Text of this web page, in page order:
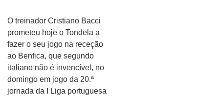
O treinador Cristiano Bacci
prometeu hoje o Tondela a
fazer o seu jogo na receção
ao Benfica, que segundo
italiano não é invencível, no
domingo em jogo da 20.ª
jornada da I Liga portuguesa